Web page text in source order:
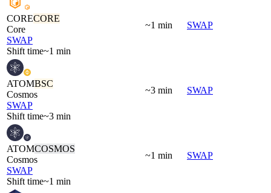
CORECORE
Core
SWAP
Shift time~1 min
~1 min SWAP
ATOMBSC
Cosmos
SWAP
Shift time~3 min
~3 min SWAP
ATOMCOSMOS
Cosmos
SWAP
Shift time~1 min
~1 min SWAP